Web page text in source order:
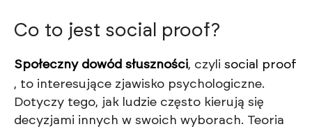
Co to jest social proof?
Społeczny dowód słuszności, czyli social proof
, to interesujące zjawisko psychologiczne.
Dotyczy tego, jak ludzie często kierują się
decyzjami innych w swoich wyborach. Teoria